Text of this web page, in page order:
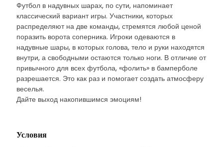
Футбол в надувных шарах, по сути, напоминает
классический вариант игры. Участники, которых
распределяют на две команды, стремятся любой ценой
поразить ворота соперника. Игроки одеваются в
надувные шары, в которых голова, тело и руки находятся
внутри, а свободными остаются только ноги. В отличие от
привычного для всех футбола, «фолить» в бамперболе
разрешается. Это как раз и помогает создать атмосферу
веселья.
Дайте выход накопившимся эмоциям!
Условия